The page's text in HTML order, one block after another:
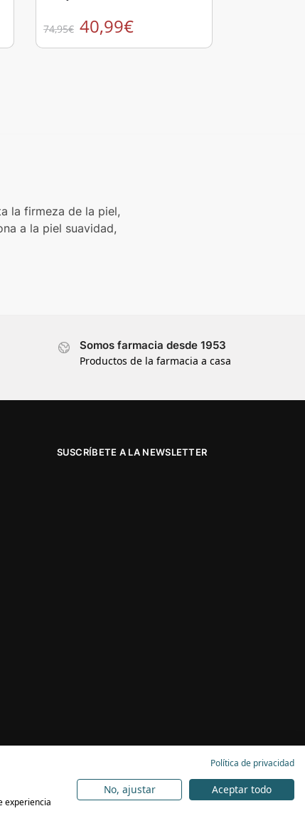
74,95€ 40,99€
la firmeza de la piel,
a la piel suavidad,
Somos farmacia desde 1953
Productos de la farmacia a casa
SUSCRÍBETE A LA NEWSLETTER
Política de privacidad
experiencia
No, ajustar Aceptar todo